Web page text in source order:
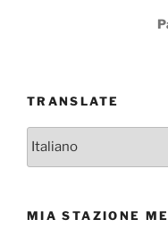
TRANSLATE
MIA STAZIONE